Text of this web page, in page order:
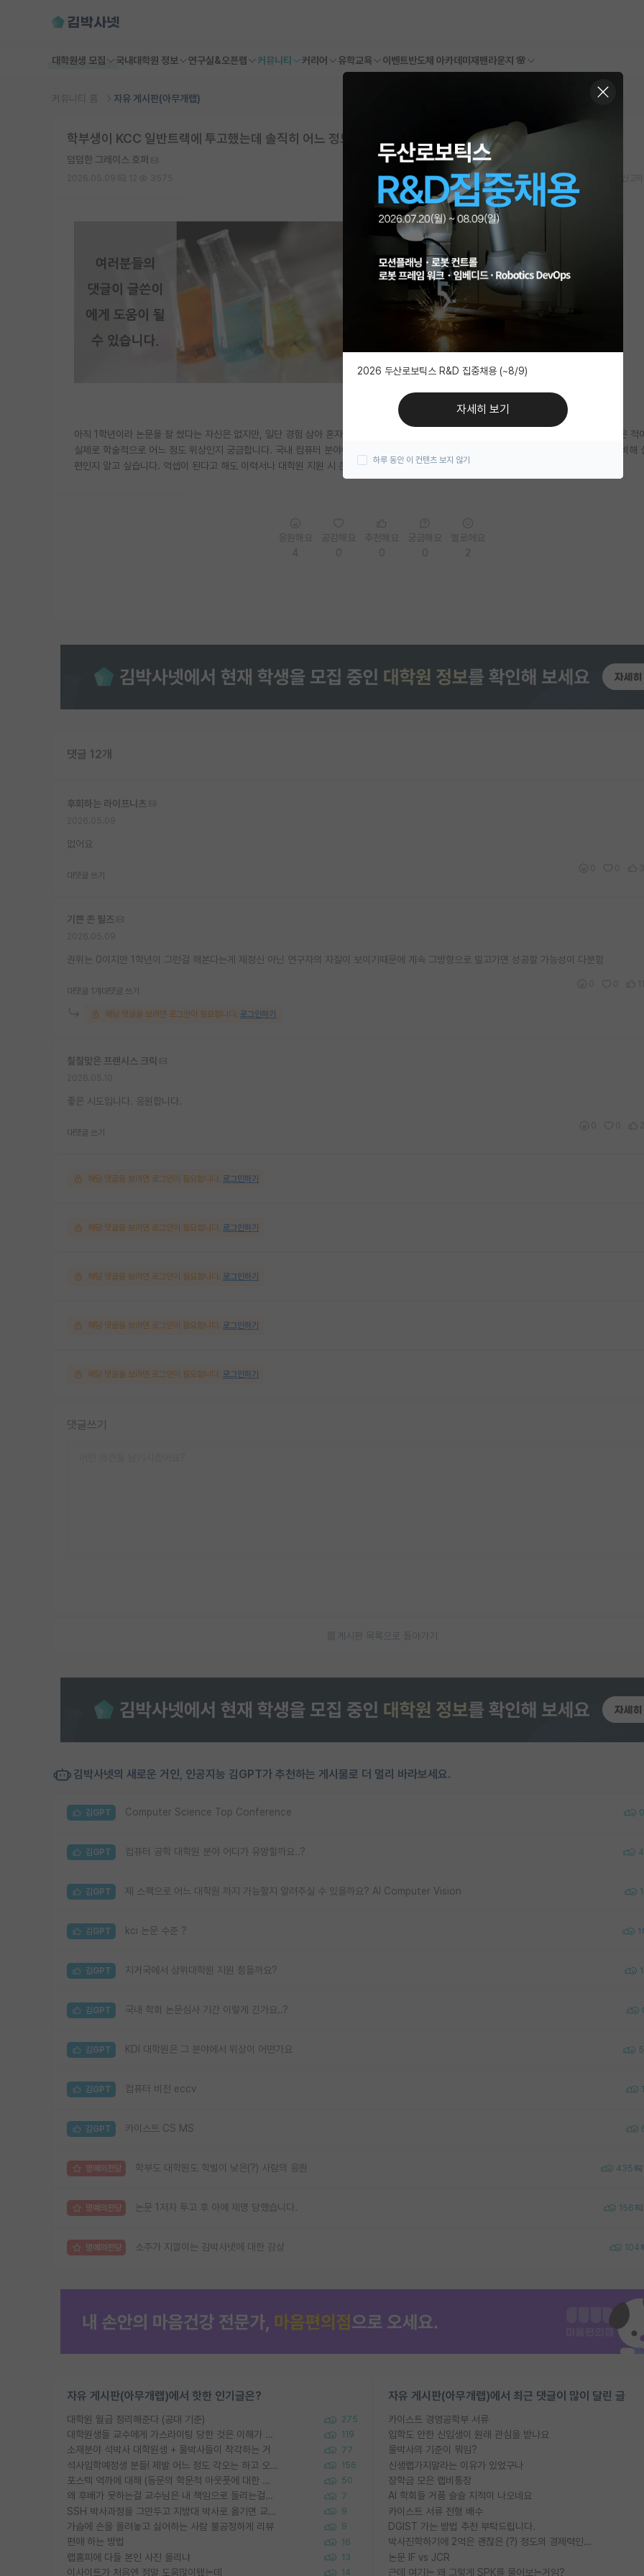
대학원생 모집 국내대학원 정보 연구실&오픈랩 커뮤니티 커리어 유학교육 이벤트반도체 아카데미 재팬라운지 🌸
커뮤니티 홈 자유 게시판(아무개랩)
학부생이 KCC 일반트랙에 투고했는데 솔직히 어느 정도 학회인지 모르겠습니다
덤덤한 그레이스 호퍼
아직 1학년이라 논문을 잘 썼다는 자신은 없지만, 일단 경험 삼아 혼자 KCC에 투고해봤습니다. 그런데 KCC는 수준이 낮은 학회라는 말을 들은 적
실제로 학술적으로 어느 정도 위상인지 궁금합니다. 국내 컴퓨터 분야에서 어떻게 받아들여지는지, 심사 기준이나 게재 허들이 다른 학회들에 비해
편인지 알고 싶습니다. 억셉이 된다고 해도 이력서나 대학원 지원 시 큰 의미가 없는 수준의 학회인지도 함께 여쭤보고 싶습니다.
댓글 12개
후회하는 라이프니츠
없어요
대댓글 쓰기
기쁜 존 필즈
권위는 0이지만 1학년이 그런걸 해본다는게 제정신 아닌 연구자의 자질이 보이기때문에 계속 그방향으로 밀고가면 성공할 가능성이 다분함
대댓글 1개 대댓글 쓰기
해당 댓글을 보려면 로그인이 필요합니다. 로그인하기
칠칠맞은 프랜시스 크릭
좋은 시도입니다. 응원합니다.
대댓글 쓰기
해당 댓글을 보려면 로그인이 필요합니다. 로그인하기
해당 댓글을 보려면 로그인이 필요합니다. 로그인하기
해당 댓글을 보려면 로그인이 필요합니다. 로그인하기
해당 댓글을 보려면 로그인이 필요합니다. 로그인하기
해당 댓글을 보려면 로그인이 필요합니다. 로그인하기
댓글쓰기
게시판 목록으로 돌아가기
김박사넷의 새로운 거인, 인공지능 김GPT가 추천하는 게시물로 더 멀리 바라보세요.
김GPT Computer Science Top Conference 0
김GPT 컴퓨터 공학 대학원 분야 어디가 유망할까요..? 4
김GPT 제 스펙으로 어느 대학원 까지 가능할지 알려주실 수 있을까요? AI Computer Vision 1
김GPT kci 논문 수준 ? 1
김GPT 지거국에서 상위대학원 지원 힘들까요? 1
김GPT 국내 학회 논문심사 기간 이렇게 긴가요..?
김GPT KDI 대학원은 그 분야에서 위상이 어떤가요 5
김GPT 컴퓨터 비전 eccv 1
김GPT 카이스트 CS MS
명예의전당 학부도 대학원도 학벌이 낮은(?) 사람의 응원 435
명예의전당 논문 1저자 투고 후 아예 제명 당했습니다. 156
명예의전당 소주가 지껄이는 김박사넷에 대한 감상 104
자유 게시판(아무개랩)에서 핫한 인기글은?
대학원 월급 정리해준다 (공대 기준) 275
대학원생들 교수에게 가스라이팅 당한 것은 이해가 갑니다. 안타깝네요. 119
소재분야 석박사 대학원생 + 물박사들이 착각하는 거 77
석사입학예정생 분들! 제발 어느 정도 각오는 하고 오세요. 156
포스텍 억까에 대해 (동문의 학문적 아웃풋에 대한 반박) 50
왜 후배가 못하는걸 교수님은 내 책임으로 돌리는걸까요? 7
SSH 박사과정을 그만두고 지방대 박사로 옮기면 교수의 꿈은 끝일까요? 9
가슴에 손을 올려놓고 싫어하는 사람 불공정하게 리뷰 9
편애 하는 방법 16
랩홈피에 다들 본인 사진 올리냐 13
이사이트가 처음엔 정말 도움많이됐는데 14
자유 게시판(아무개랩)에서 최근 댓글이 많이 달린 글
카이스트 경영공학부 서류
입학도 안한 신입생이 원래 관심을 받나요
물박사의 기준이 뭐임?
신생랩가지말라는 이유가 있었구나
장학금 모은 랩비통장
AI 학회들 거품 슬슬 지적이 나오네요
카이스트 서류 전형 배수
DGIST 가는 방법 추천 부탁드립니다.
박사진학하기에 2억은 괜찮은 (?) 정도의 경제력인가요
논문 IF vs JCR
근데 여기는 왜 그렇게 SPK를 물어보는거임?
2026 두산로보틱스 R&D 집중채용 (~8/9)
자세히 보기
하루 동안 이 컨텐츠 보지 않기